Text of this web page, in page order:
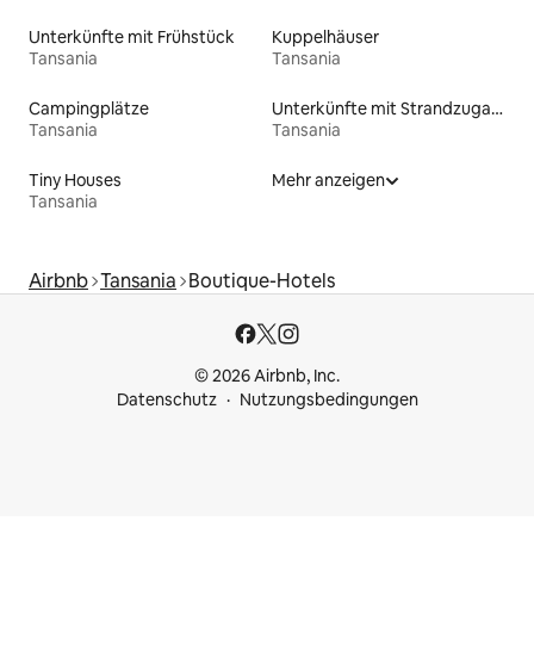
Unterkünfte mit Frühstück
Tansania
Kuppelhäuser
Tansania
Campingplätze
Tansania
Unterkünfte mit Strandzugang
Tansania
Tiny Houses
Tansania
Mehr anzeigen
Airbnb Tansania Boutique-Hotels
© 2026 Airbnb, Inc.
Datenschutz
Nutzungsbedingungen